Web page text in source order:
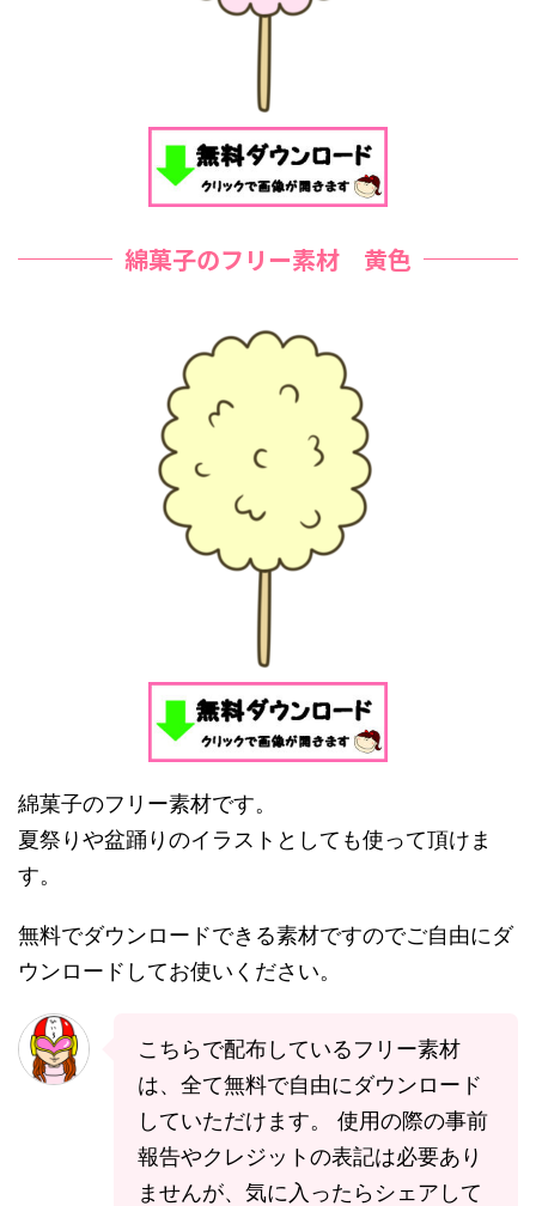
綿菓子のフリー素材 黄色
綿菓子のフリー素材です。
夏祭りや盆踊りのイラストとしても使って頂けま
す。
無料でダウンロードできる素材ですのでご自由にダ
ウンロードしてお使いください。
こちらで配布しているフリー素材
は、全て無料で自由にダウンロード
していただけます。 使用の際の事前
報告やクレジットの表記は必要あり
ませんが、気に入ったらシェアして